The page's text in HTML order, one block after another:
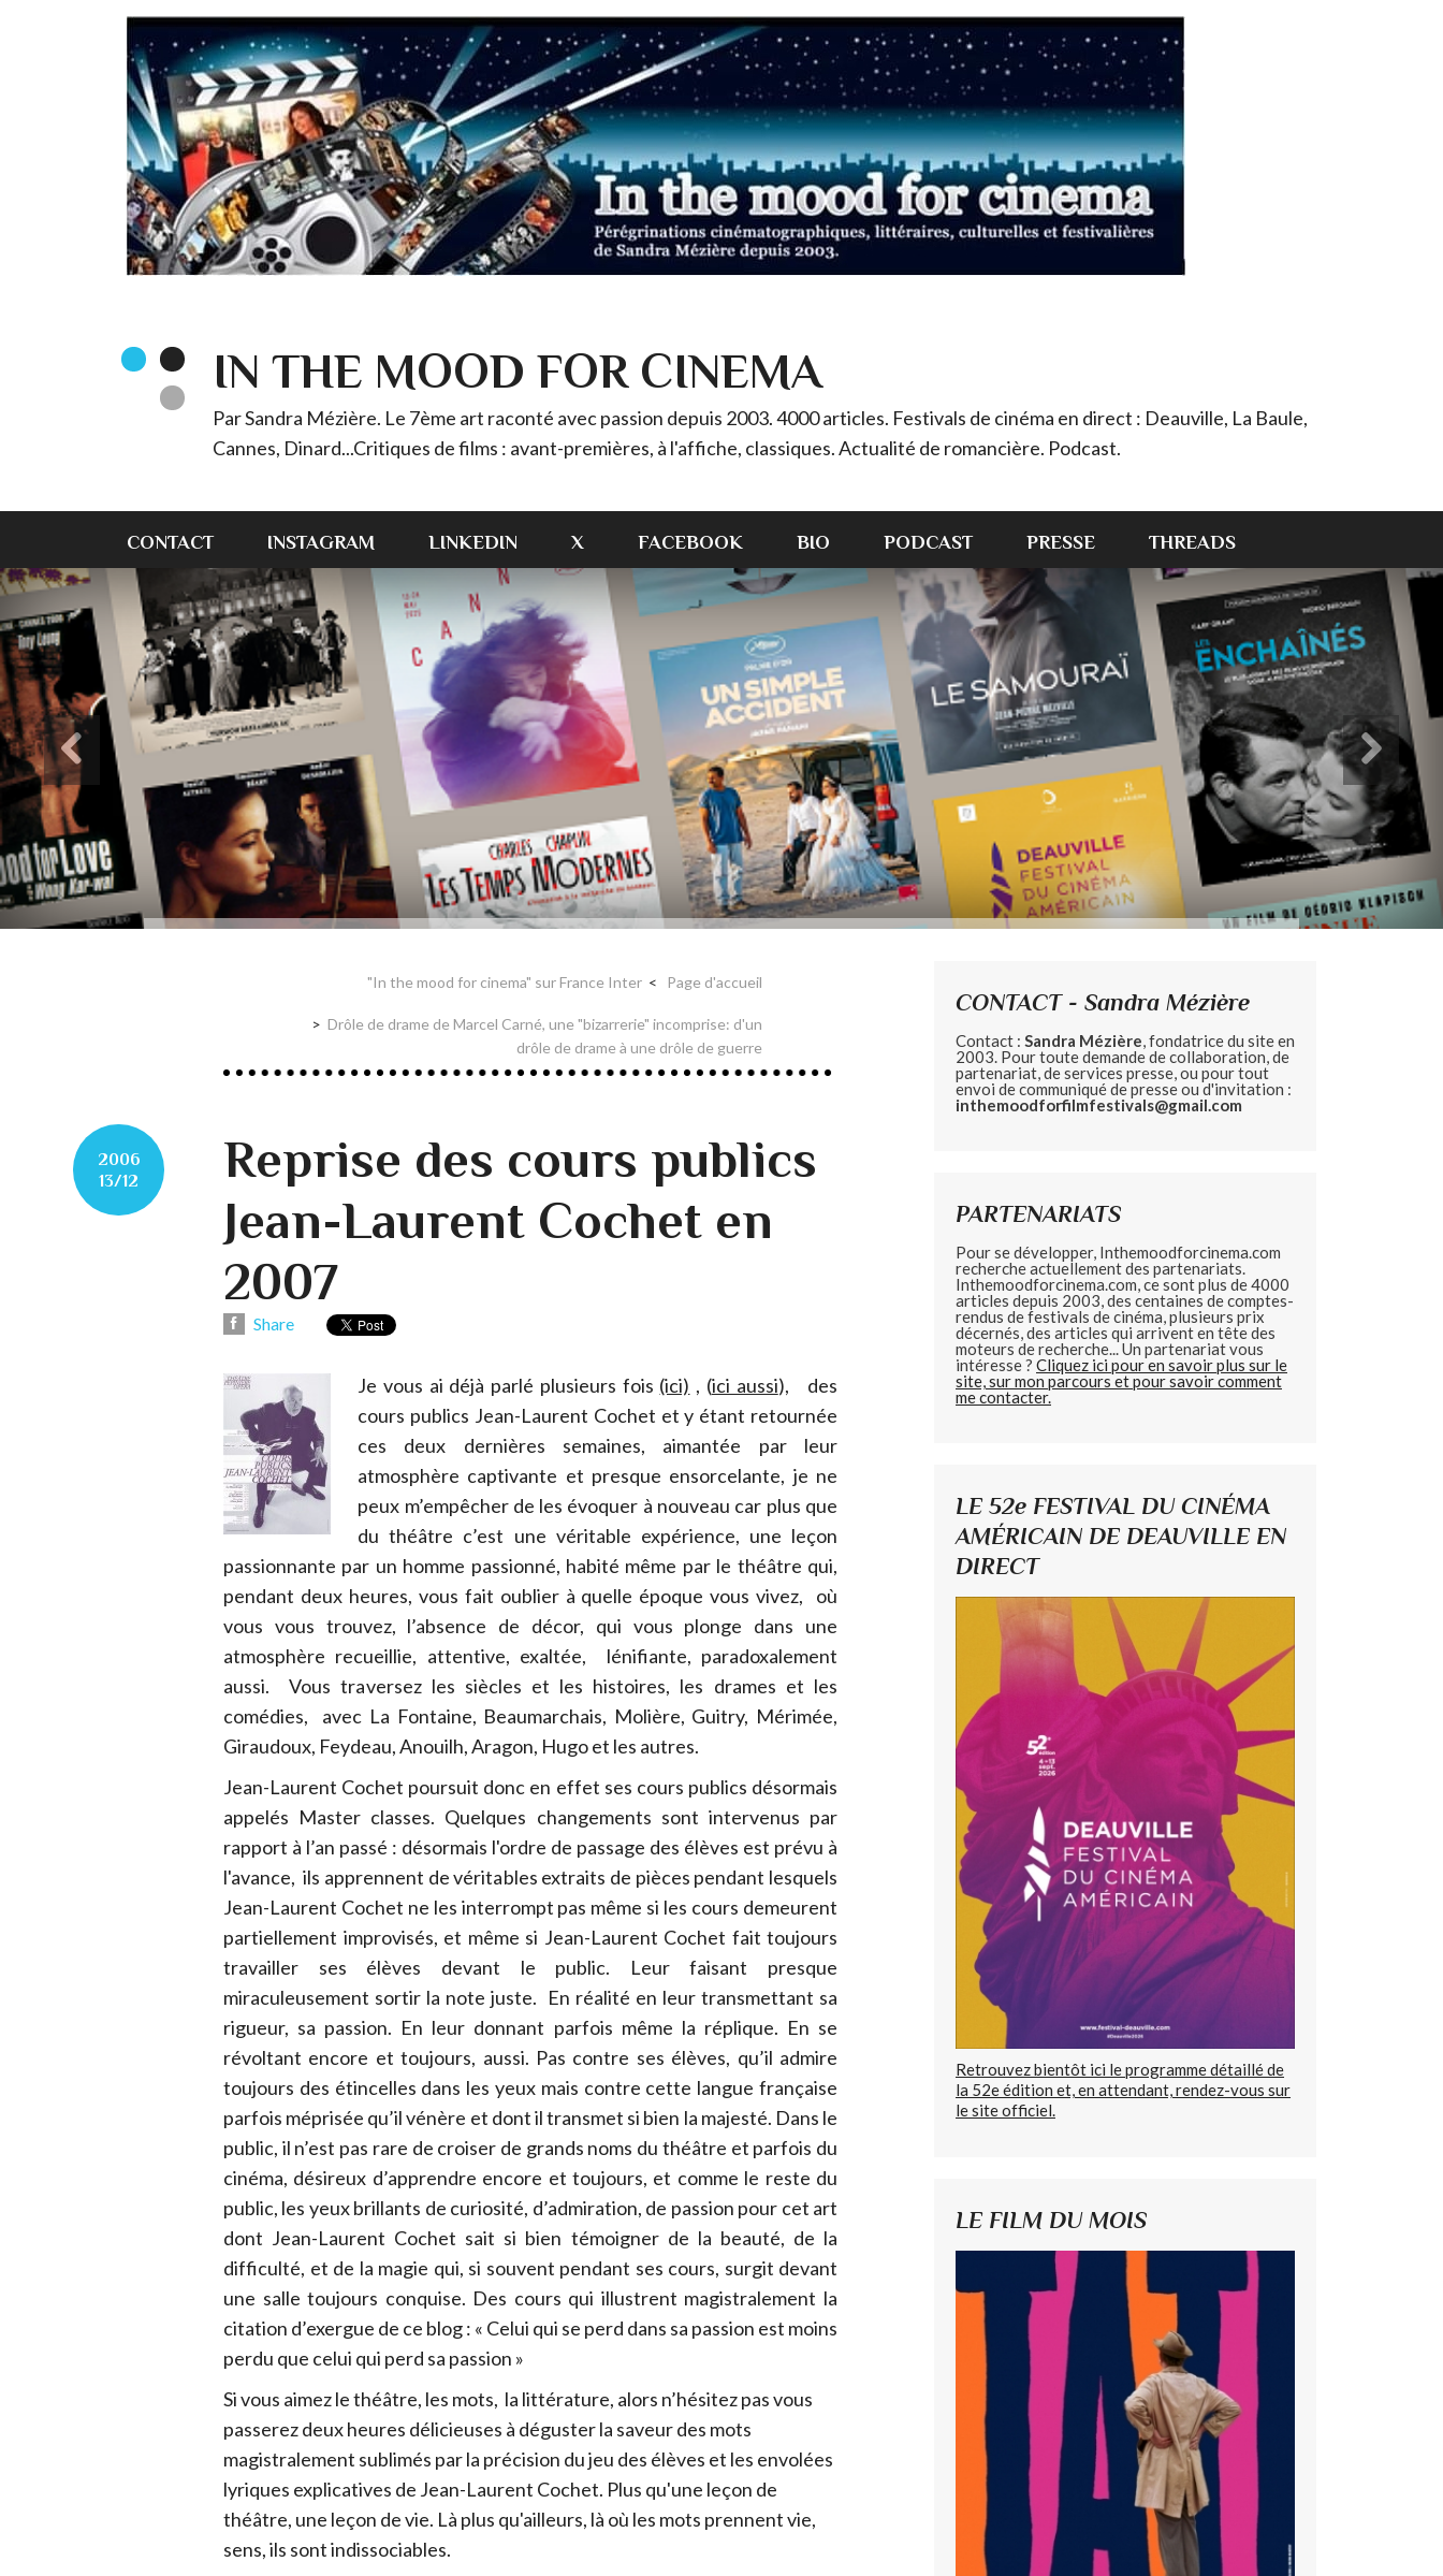
IN THE MOOD FOR CINEMA
Par Sandra Mézière. Le 7ème art raconté avec passion depuis 2003. 4000 articles. Festivals de cinéma en direct : Deauville, La Baule,
Cannes, Dinard...Critiques de films : avant-premières, à l'affiche, classiques. Actualité de romancière. Podcast.
CONTACT INSTAGRAM LINKEDIN X FACEBOOK BIO PODCAST PRESSE THREADS
"In the mood for cinema" sur France Inter Page d'accueil
Drôle de drame de Marcel Carné, une "bizarrerie" incomprise: d'un
drôle de drame à une drôle de guerre
2006
13/12
Reprise des cours publics
Jean-Laurent Cochet en
2007
Share
Je vous ai déjà parlé plusieurs fois (ici) , (ici aussi), des
cours publics Jean-Laurent Cochet et y étant retournée
ces deux dernières semaines, aimantée par leur
atmosphère captivante et presque ensorcelante, je ne
peux m’empêcher de les évoquer à nouveau car plus que
du théâtre c’est une véritable expérience, une leçon
passionnante par un homme passionné, habité même par le théâtre qui,
pendant deux heures, vous fait oublier à quelle époque vous vivez, où
vous vous trouvez, l’absence de décor, qui vous plonge dans une
atmosphère recueillie, attentive, exaltée, lénifiante, paradoxalement
aussi. Vous traversez les siècles et les histoires, les drames et les
comédies, avec La Fontaine, Beaumarchais, Molière, Guitry, Mérimée,
Giraudoux, Feydeau, Anouilh, Aragon, Hugo et les autres.
Jean-Laurent Cochet poursuit donc en effet ses cours publics désormais
appelés Master classes. Quelques changements sont intervenus par
rapport à l’an passé : désormais l'ordre de passage des élèves est prévu à
l'avance, ils apprennent de véritables extraits de pièces pendant lesquels
Jean-Laurent Cochet ne les interrompt pas même si les cours demeurent
partiellement improvisés, et même si Jean-Laurent Cochet fait toujours
travailler ses élèves devant le public. Leur faisant presque
miraculeusement sortir la note juste. En réalité en leur transmettant sa
rigueur, sa passion. En leur donnant parfois même la réplique. En se
révoltant encore et toujours, aussi. Pas contre ses élèves, qu’il admire
toujours des étincelles dans les yeux mais contre cette langue française
parfois méprisée qu’il vénère et dont il transmet si bien la majesté. Dans le
public, il n’est pas rare de croiser de grands noms du théâtre et parfois du
cinéma, désireux d’apprendre encore et toujours, et comme le reste du
public, les yeux brillants de curiosité, d’admiration, de passion pour cet art
dont Jean-Laurent Cochet sait si bien témoigner de la beauté, de la
difficulté, et de la magie qui, si souvent pendant ses cours, surgit devant
une salle toujours conquise. Des cours qui illustrent magistralement la
citation d’exergue de ce blog : « Celui qui se perd dans sa passion est moins
perdu que celui qui perd sa passion »
Si vous aimez le théâtre, les mots, la littérature, alors n’hésitez pas vous
passerez deux heures délicieuses à déguster la saveur des mots
magistralement sublimés par la précision du jeu des élèves et les envolées
lyriques explicatives de Jean-Laurent Cochet. Plus qu'une leçon de
théâtre, une leçon de vie. Là plus qu'ailleurs, là où les mots prennent vie,
sens, ils sont indissociables.
CONTACT - Sandra Mézière
Contact : Sandra Mézière, fondatrice du site en
2003. Pour toute demande de collaboration, de
partenariat, de services presse, ou pour tout
envoi de communiqué de presse ou d'invitation :
inthemoodforfilmfestivals@gmail.com
PARTENARIATS
Pour se développer, Inthemoodforcinema.com
recherche actuellement des partenariats.
Inthemoodforcinema.com, ce sont plus de 4000
articles depuis 2003, des centaines de comptes-
rendus de festivals de cinéma, plusieurs prix
décernés, des articles qui arrivent en tête des
moteurs de recherche... Un partenariat vous
intéresse ? Cliquez ici pour en savoir plus sur le
site, sur mon parcours et pour savoir comment
me contacter.
LE 52e FESTIVAL DU CINÉMA
AMÉRICAIN DE DEAUVILLE EN
DIRECT
Retrouvez bientôt ici le programme détaillé de
la 52e édition et, en attendant, rendez-vous sur
le site officiel.
LE FILM DU MOIS